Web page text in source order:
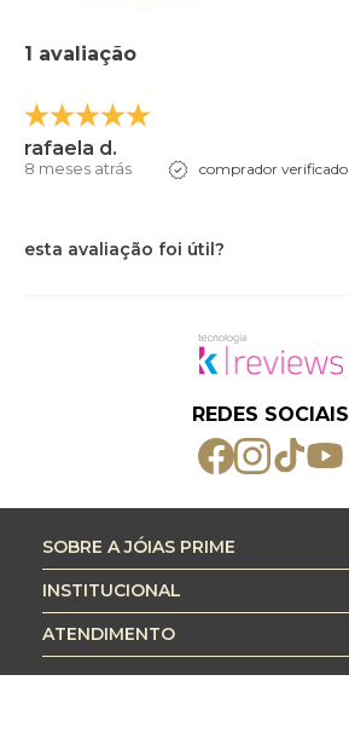
1 avaliação
rafaela d.
8 meses atrás comprador verificado
esta avaliação foi útil?
REDES SOCIAIS
SOBRE A JÓIAS PRIME
INSTITUCIONAL
ATENDIMENTO